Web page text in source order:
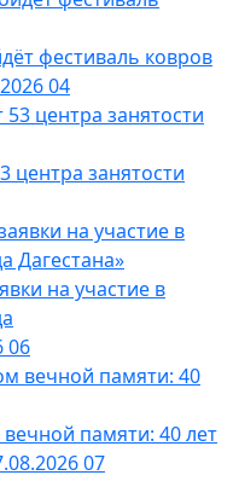
фестиваль ковров
04
центра занятости
на участие в
06
памяти: 40 лет
07